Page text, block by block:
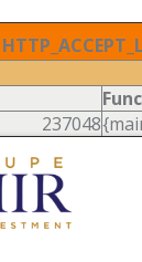
237048